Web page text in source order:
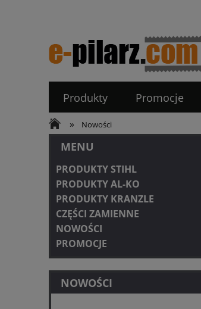
Produkty Promocje
» Nowości
MENU
PRODUKTY STIHL
PRODUKTY AL-KO
PRODUKTY KRANZLE
CZĘŚCI ZAMIENNE
NOWOŚCI
PROMOCJE
NOWOŚCI